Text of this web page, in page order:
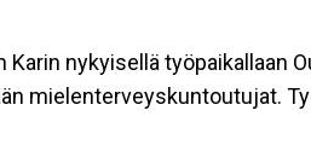
nykyisellä työpaikallaan
mielenterveyskuntoutujat.